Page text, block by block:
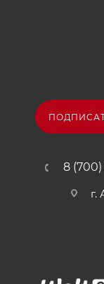
8
г.